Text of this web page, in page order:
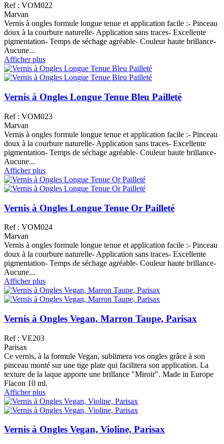
Ref : VOM022
Marvan
Vernis à ongles formule longue tenue et application facile :- Pinceau
doux à la courbure naturelle- Application sans traces- Excellente
pigmentation- Temps de séchage agréable- Couleur haute brillance-
Aucune...
Afficher plus
Vernis à Ongles Longue Tenue Bleu Pailleté
Ref : VOM023
Marvan
Vernis à ongles formule longue tenue et application facile :- Pinceau
doux à la courbure naturelle- Application sans traces- Excellente
pigmentation- Temps de séchage agréable- Couleur haute brillance-
Aucune...
Afficher plus
Vernis à Ongles Longue Tenue Or Pailleté
Ref : VOM024
Marvan
Vernis à ongles formule longue tenue et application facile :- Pinceau
doux à la courbure naturelle- Application sans traces- Excellente
pigmentation- Temps de séchage agréable- Couleur haute brillance-
Aucune...
Afficher plus
Vernis à Ongles Vegan, Marron Taupe, Parisax
Ref : VE203
Parisax
Ce vernis, à la formule Vegan, sublimera vos ongles grâce à son
pinceau monté sur une tige plate qui facilitera son application. La
texture de la laque apporte une brillance "Miroir". Made in Europe
Flacon 10 ml.
Afficher plus
Vernis à Ongles Vegan, Violine, Parisax